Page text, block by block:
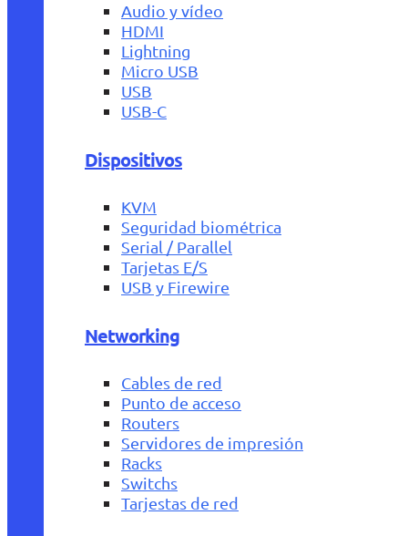
Audio y vídeo
HDMI
Lightning
Micro USB
USB
USB-C
Dispositivos
KVM
Seguridad biométrica
Serial / Parallel
Tarjetas E/S
USB y Firewire
Networking
Cables de red
Punto de acceso
Routers
Servidores de impresión
Racks
Switchs
Tarjestas de red